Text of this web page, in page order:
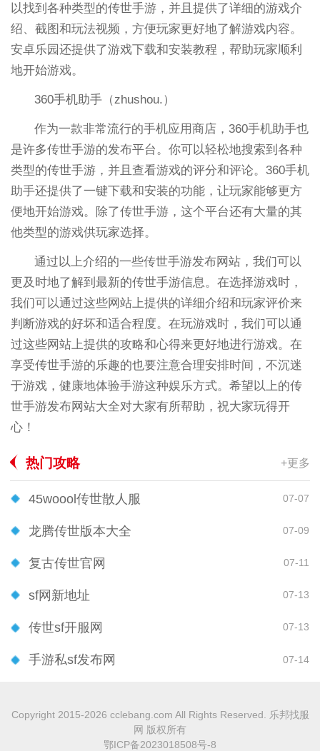
以找到各种类型的传世手游，并且提供了详细的游戏介
绍、截图和玩法视频，方便玩家更好地了解游戏内容。
安卓乐园还提供了游戏下载和安装教程，帮助玩家顺利
地开始游戏。
360手机助手（zhushou.）
作为一款非常流行的手机应用商店，360手机助手也
是许多传世手游的发布平台。你可以轻松地搜索到各种
类型的传世手游，并且查看游戏的评分和评论。360手机
助手还提供了一键下载和安装的功能，让玩家能够更方
便地开始游戏。除了传世手游，这个平台还有大量的其
他类型的游戏供玩家选择。
通过以上介绍的一些传世手游发布网站，我们可以
更及时地了解到最新的传世手游信息。在选择游戏时，
我们可以通过这些网站上提供的详细介绍和玩家评价来
判断游戏的好坏和适合程度。在玩游戏时，我们可以通
过这些网站上提供的攻略和心得来更好地进行游戏。在
享受传世手游的乐趣的也要注意合理安排时间，不沉迷
于游戏，健康地体验手游这种娱乐方式。希望以上的传
世手游发布网站大全对大家有所帮助，祝大家玩得开
心！
热门攻略 +更多
45woool传世散人服 07-07
龙腾传世版本大全 07-09
复古传世官网 07-11
sf网新地址 07-13
传世sf开服网 07-13
手游私sf发布网 07-14
Copyright 2015-2026 cclebang.com All Rights Reserved. 乐邦找服
网 版权所有
鄂ICP备2023018508号-8